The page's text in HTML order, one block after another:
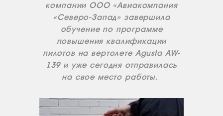
компании ООО «Авиакомпания
«Северо-Запад» завершила
обучение по программе
повышения квалификации
пилотов на вертолете Agusta AW-
139 и уже сегодня отправилась
на свое место работы.